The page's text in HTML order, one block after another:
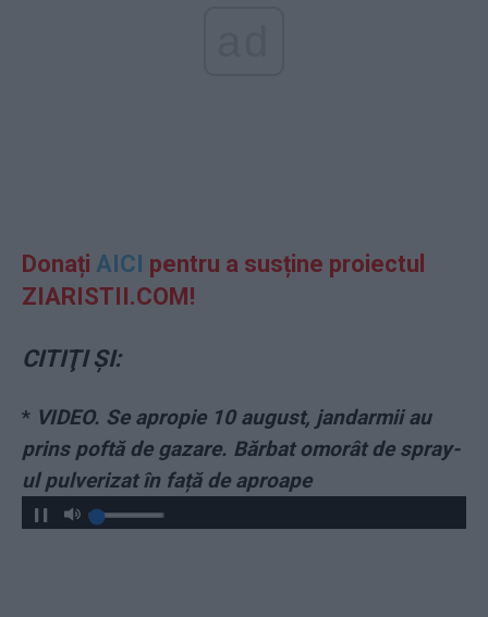
Donați AICI pentru a susține proiectul
ZIARISTII.COM!
CITIŢI ŞI:
* VIDEO. Se apropie 10 august, jandarmii au
prins poftă de gazare. Bărbat omorât de spray-
ul pulverizat în față de aproape